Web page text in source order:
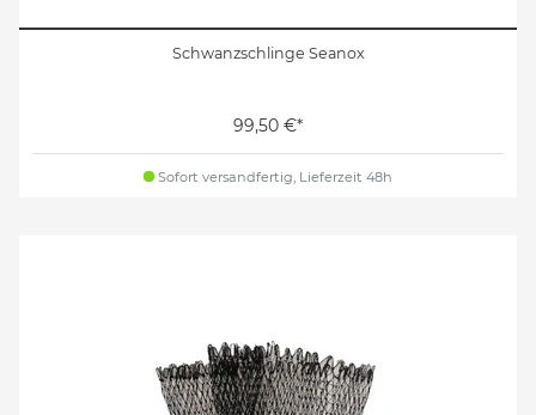
Schwanzschlinge Seanox
99,50 €*
Sofort versandfertig, Lieferzeit 48h